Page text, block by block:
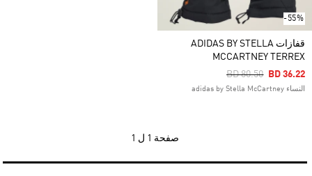
-55%
قفازات ADIDAS BY STELLA
MCCARTNEY TERREX
Price Reduced
BD 80.50ToBD 36.22
النساء adidas by Stella McCartney
صفحة 1 ل 1